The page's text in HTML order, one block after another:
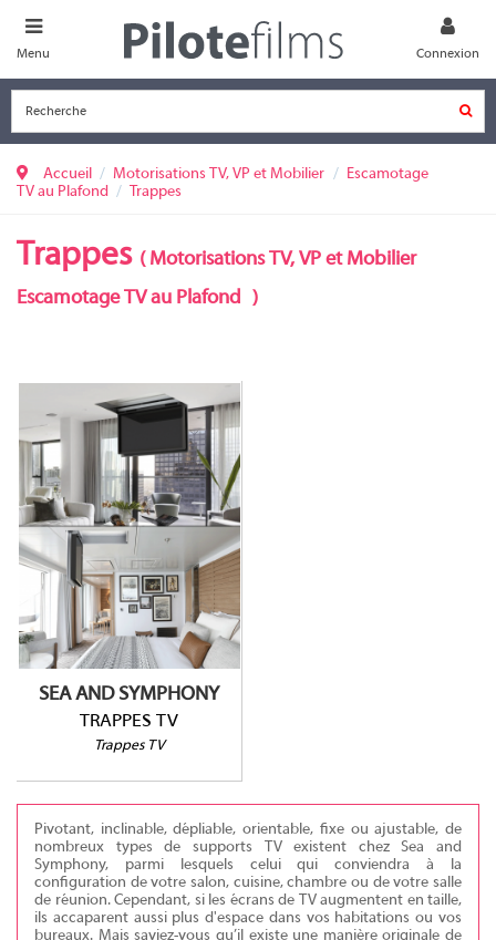
Menu Connexion
Accueil Motorisations TV, VP et Mobilier
Escamotage
TV au Plafond
Trappes
Trappes ( Motorisations TV, VP et Mobilier
Escamotage TV au Plafond )
SEA AND SYMPHONY
TRAPPES TV
Trappes TV
TRAPPES TV
Pivotant, inclinable, dépliable, orientable, fixe ou ajustable, de
nombreux types de supports TV existent chez Sea and
Symphony, parmi lesquels celui qui conviendra à la
configuration de votre salon, cuisine, chambre ou de votre salle
de réunion. Cependant, si les écrans de TV augmentent en taille,
ils accaparent aussi plus d'espace dans vos habitations ou vos
bureaux. Mais saviez-vous qu’il existe une manière originale de